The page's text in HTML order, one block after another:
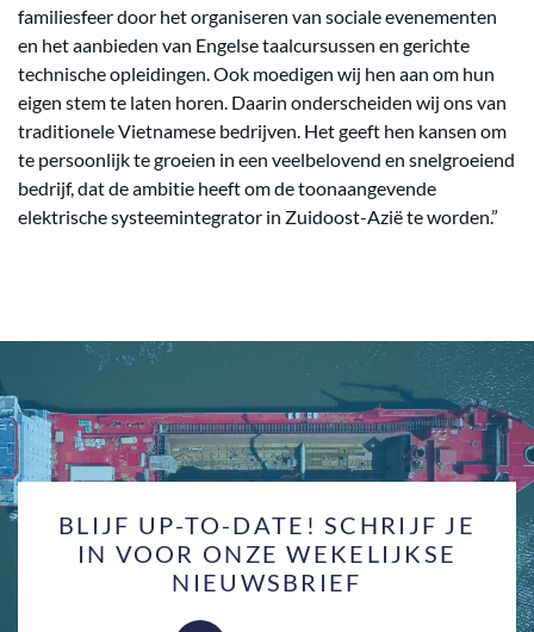
familiesfeer door het organiseren van sociale evenementen
en het aanbieden van Engelse taalcursussen en gerichte
technische opleidingen. Ook moedigen wij hen aan om hun
eigen stem te laten horen. Daarin onderscheiden wij ons van
traditionele Vietnamese bedrijven. Het geeft hen kansen om
te persoonlijk te groeien in een veelbelovend en snelgroeiend
bedrijf, dat de ambitie heeft om de toonaangevende
elektrische systeemintegrator in Zuidoost-Azië te worden.”
BLIJF UP-TO-DATE! SCHRIJF JE
IN VOOR ONZE WEKELIJKSE
NIEUWSBRIEF